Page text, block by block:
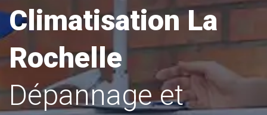
Climatisation La
Rochelle
Dépannage et